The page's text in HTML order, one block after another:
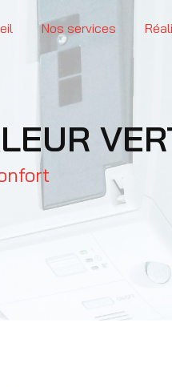
Nos services